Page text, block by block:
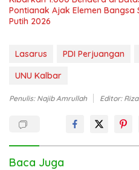
Pontianak Ajak Elemen Bangsa
Putih 2026
Lasarus PDI Perjuangan
UNU Kalbar
Penulis: Najib Amrullah Editor:
Baca Juga